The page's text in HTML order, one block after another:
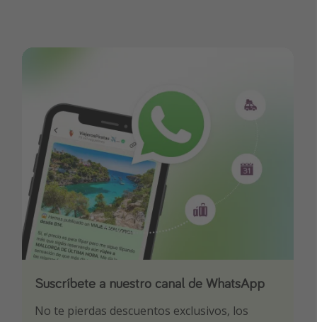
Suscríbete a nuestro canal de WhatsApp
No te pierdas descuentos exclusivos, los
Descarga nuestra app
Sé el primero en reservar nuestros chollazos
¡Suscríbete a nuestro canal de Telegram!
¡Recibe las mejores ofertas seleccionadas para